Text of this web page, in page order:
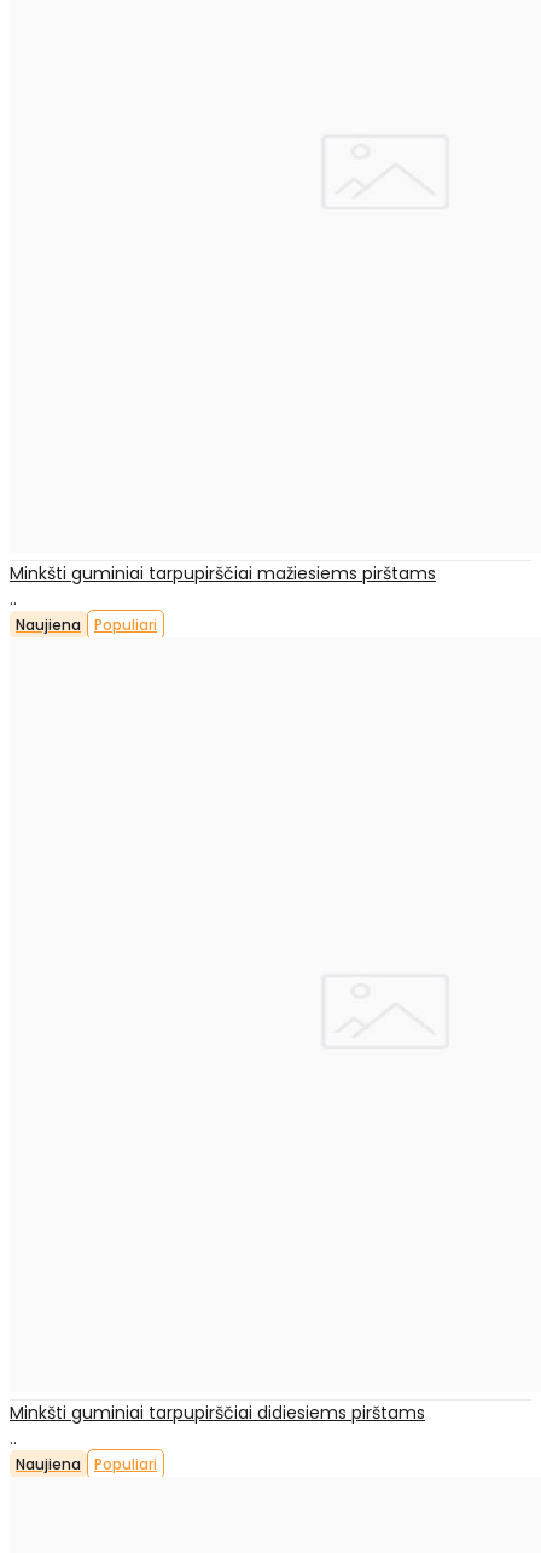
Minkšti guminiai tarpupirščiai mažiesiems pirštams
..
Naujiena Populiari
Minkšti guminiai tarpupirščiai didiesiems pirštams
..
Naujiena Populiari